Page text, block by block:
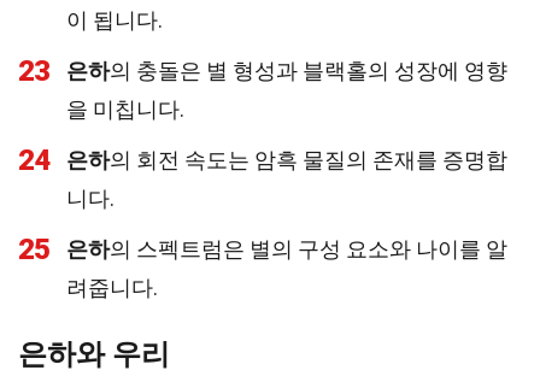
이 됩니다.
23 은하의 충돌은 별 형성과 블랙홀의 성장에 영향
을 미칩니다.
24 은하의 회전 속도는 암흑 물질의 존재를 증명합
니다.
25 은하의 스펙트럼은 별의 구성 요소와 나이를 알
려줍니다.
은하와 우리